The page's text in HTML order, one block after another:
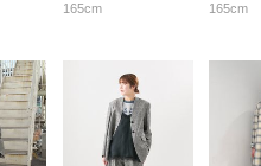
165cm
165cm